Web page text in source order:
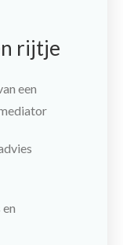
rijtje
een